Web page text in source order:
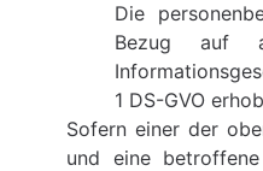
Die
Bezug auf
1 DS-GVO
Sofern einer der
und eine